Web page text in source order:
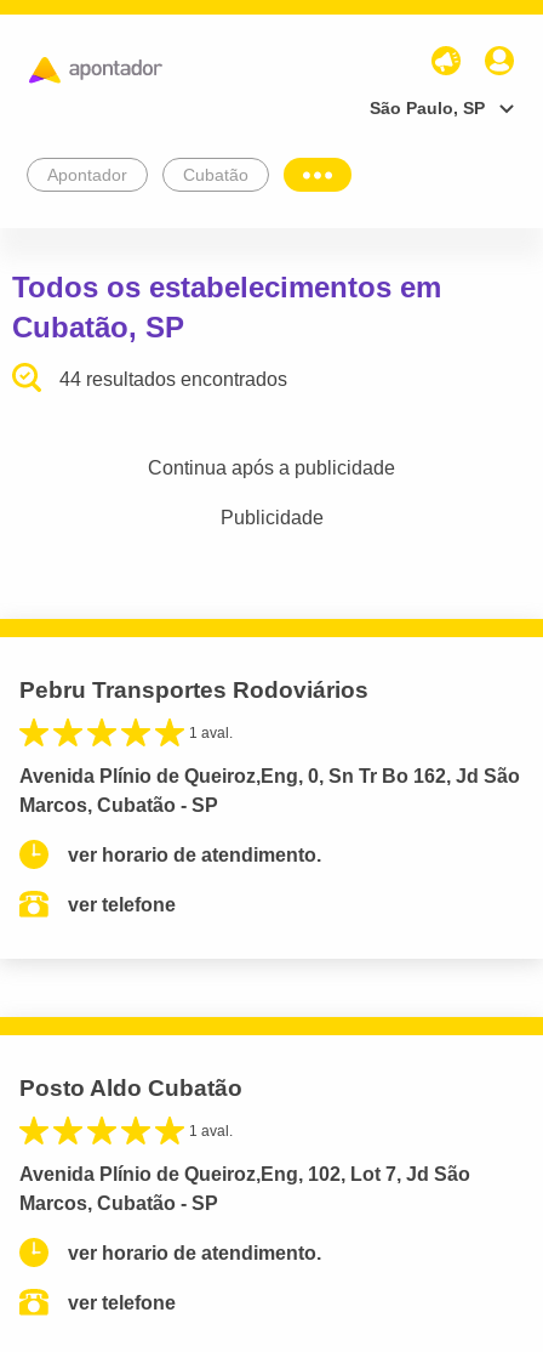
São Paulo, SP
Apontador Cubatão
Todos os estabelecimentos em
Cubatão, SP
44 resultados encontrados
Continua após a publicidade
Publicidade
Pebru Transportes Rodoviários
1 aval.
Avenida Plínio de Queiroz,Eng, 0, Sn Tr Bo 162, Jd São
Marcos, Cubatão - SP
ver horario de atendimento.
ver telefone
Posto Aldo Cubatão
1 aval.
Avenida Plínio de Queiroz,Eng, 102, Lot 7, Jd São
Marcos, Cubatão - SP
ver horario de atendimento.
ver telefone